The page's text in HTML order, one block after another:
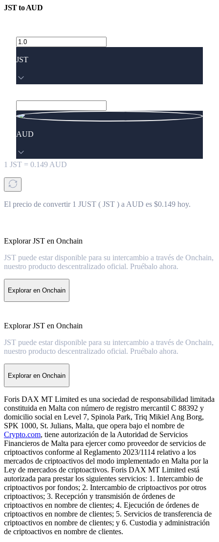
JSTtoAUD
JST
AUD
1 JST = 0.149 AUD
El precio de convertir 1 JUST ( JST ) a AUD es $0.149 hoy.
Explorar JST en Onchain
JST puede estar disponible para su intercambio a través de Onchain,
nuestro producto descentralizado oficial. Pruébalo ahora.
Explorar en Onchain
Explorar JST en Onchain
JST puede estar disponible para su intercambio a través de Onchain,
nuestro producto descentralizado oficial. Pruébalo ahora.
Explorar en Onchain
Foris DAX MT Limited es una sociedad de responsabilidad limitada
constituida en Malta con número de registro mercantil C 88392 y
domicilio social en Level 7, Spinola Park, Triq Mikiel Ang Borg,
SPK 1000, St. Julians, Malta, que opera bajo el nombre de
Crypto.com, tiene autorización de la Autoridad de Servicios
Financieros de Malta para ejercer como proveedor de servicios de
criptoactivos conforme al Reglamento 2023/1114 relativo a los
mercados de criptoactivos del modo implementado en Malta por la
Ley de mercados de criptoactivos. Foris DAX MT Limited está
autorizada para prestar los siguientes servicios: 1. Intercambio de
criptoactivos por fondos; 2. Intercambio de criptoactivos por otros
criptoactivos; 3. Recepción y transmisión de órdenes de
criptoactivos en nombre de clientes; 4. Ejecución de órdenes de
criptoactivos en nombre de clientes; 5. Servicios de transferencia de
criptoactivos en nombre de clientes; y 6. Custodia y administración
de criptoactivos en nombre de clientes.